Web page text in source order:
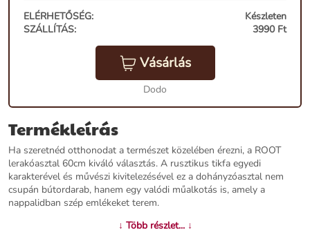
ELÉRHETŐSÉG:
Készleten
SZÁLLÍTÁS:
3990 Ft
Vásárlás
Dodo
Termékleírás
Ha szeretnéd otthonodat a természet közelében érezni, a ROOT
lerakóasztal 60cm kiváló választás. A rusztikus tikfa egyedi
karakterével és művészi kivitelezésével ez a dohányzóasztal nem
csupán bútordarab, hanem egy valódi műalkotás is, amely a
nappalidban szép emlékeket terem.
↓ Több részlet... ↓